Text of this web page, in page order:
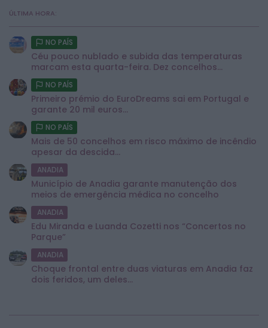
ÚLTIMA HORA:
NO PAÍS
Céu pouco nublado e subida das temperaturas
marcam esta quarta-feira. Dez concelhos...
NO PAÍS
Primeiro prémio do EuroDreams sai em Portugal e
garante 20 mil euros...
NO PAÍS
Mais de 50 concelhos em risco máximo de incêndio
apesar da descida...
ANADIA
Município de Anadia garante manutenção dos
meios de emergência médica no concelho
ANADIA
Edu Miranda e Luanda Cozetti nos “Concertos no
Parque”
ANADIA
Choque frontal entre duas viaturas em Anadia faz
dois feridos, um deles...